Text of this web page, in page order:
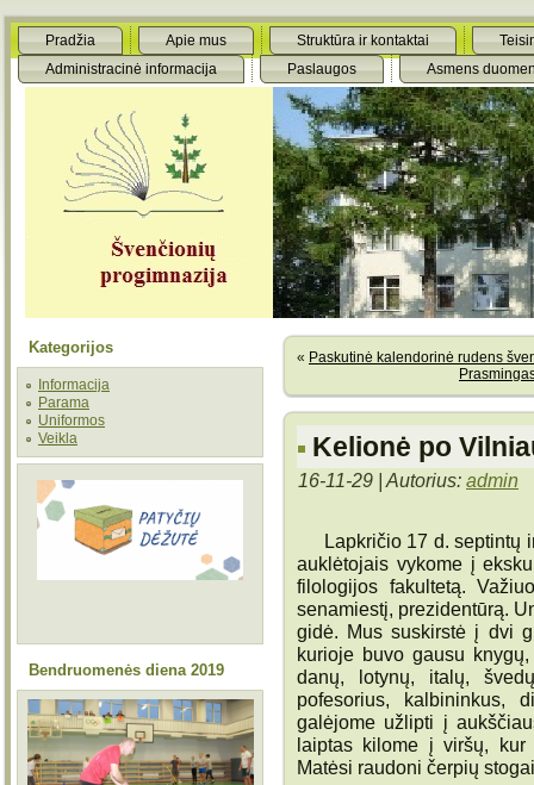
Pradžia Apie mus Struktūra ir kontaktai
Administracinė informacija
Paslaugos Asmens
Kategorijos
Informacija
Parama
Uniformos
Veikla
Bendruomenės diena 2019
« Paskutinė kalendorinė rudens
Kelionė po
16-11-29 | Autorius: admin
Lapkričio 17 d. septintų
auklėtojais vykome į
filologijos fakultetą.
senamiestį, prezidentūrą.
gidė. Mus suskirstė į dvi
kurioje buvo gausu
danų, lotynų, italų,
pofesorius,
galėjome užlipti į
laiptas kilome į viršų, kur
Matėsi raudoni čerpių